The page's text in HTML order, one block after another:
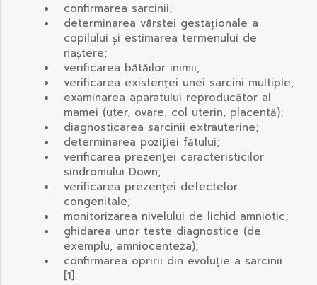
confirmarea sarcinii;
determinarea vârstei gestaționale a
copilului și estimarea termenului de
naștere;
verificarea bătăilor inimii;
verificarea existenței unei sarcini multiple;
examinarea aparatului reproducător al
mamei (uter, ovare, col uterin, placentă);
diagnosticarea sarcinii extrauterine;
determinarea poziției fătului;
verificarea prezenței caracteristicilor
sindromului Down;
verificarea prezenței defectelor
congenitale;
monitorizarea nivelului de lichid amniotic;
ghidarea unor teste diagnostice (de
exemplu, amniocenteza);
confirmarea opririi din evoluție a sarcinii
[1].